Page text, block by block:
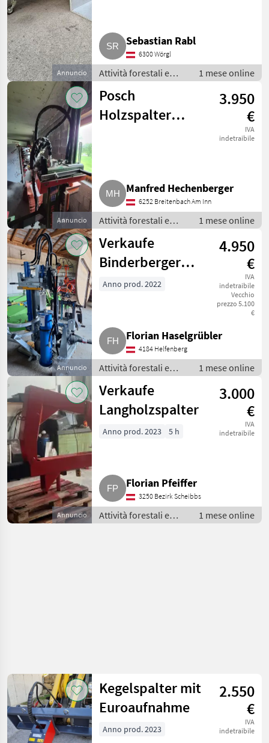
Annuncio
Sebastian Rabl
6300 Wörgl
Attività forestali e
lavorazione del legno
/ Spaccalegna
1 mese online
Annuncio
Posch
Holzspalter
3.950
€
IVA
indetraibile
Manfred Hechenberger
6252 Breitenbach Am Inn
Attività forestali e
lavorazione del legno
/ Spaccalegna
1 mese online
Annuncio
Verkaufe
Binderberger
H20 Super
4.950
€
IVA
indetraibile
Vecchio
prezzo 5.100
€
Anno prod. 2022
Florian Haselgrübler
4184 Helfenberg
Attività forestali e
lavorazione del legno
/ Spaccalegna
1 mese online
Annuncio
Verkaufe
Langholzspalter
3.000
€
IVA
indetraibile
Anno prod. 2023 5 h
Florian Pfeiffer
3250 Bezirk Scheibbs
Attività forestali e
lavorazione del legno
1 mese online
Kegelspalter mit
Euroaufnahme
2.550
€
IVA
indetraibile
Anno prod. 2023